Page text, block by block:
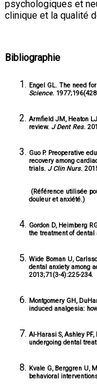
psychologiques et
clinique et la qualité
Bibliographie
Engel GL. The need
Science.
Armfield JM, Heaton
review. J Dent Res.
Guo P. Preoperative
recovery among
trials. J Clin Nurs.
(Référence utilisée
douleur et anxiété.)
Gordon D, Heimberg
the treatment of
Wide Boman U,
dental anxiety among
2013;71(3-4):225-234.
Montgomery GH,
induced analgesia:
Al-Harasi S, Ashley
undergoing dental
Kvale G, Berggren U,
behavioral